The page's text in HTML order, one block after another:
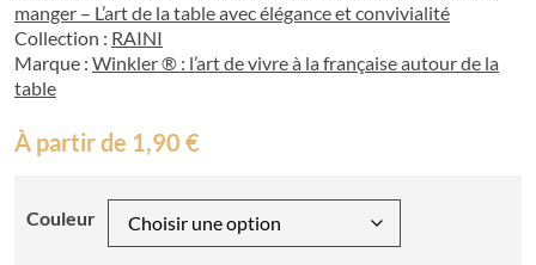
manger – L’art de la table avec élégance et convivialité
Collection : RAINI
Marque : Winkler ® : l’art de vivre à la française autour de la
table
À partir de 1,90 €
Couleur